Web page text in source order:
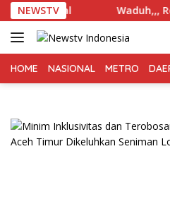
Langsung
ke
konten
NEWSTV Waduh,,, Rekaman
HOME NASIONAL METRO